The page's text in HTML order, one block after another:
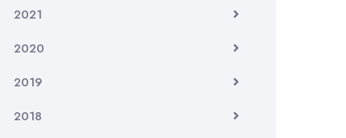
2021
2020
2019
2018